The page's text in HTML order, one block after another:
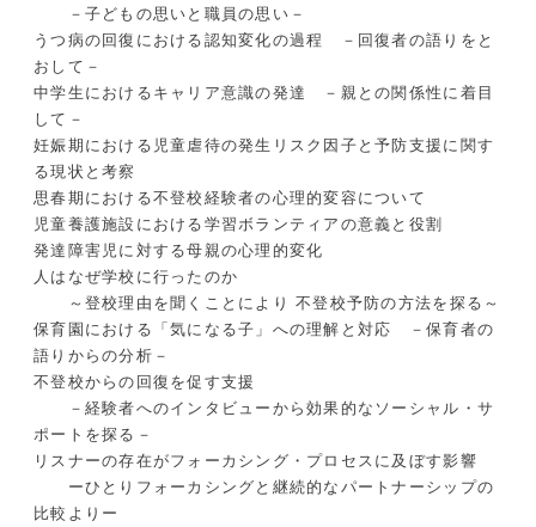
－子どもの思いと職員の思い－
うつ病の回復における認知変化の過程 －回復者の語りをと
おして－
中学生におけるキャリア意識の発達 －親との関係性に着目
して－
妊娠期における児童虐待の発生リスク因子と予防支援に関す
る現状と考察
思春期における不登校経験者の心理的変容について
児童養護施設における学習ボランティアの意義と役割
発達障害児に対する母親の心理的変化
人はなぜ学校に行ったのか
～登校理由を聞くことにより 不登校予防の方法を探る～
保育園における「気になる子」への理解と対応 －保育者の
語りからの分析－
不登校からの回復を促す支援
－経験者へのインタビューから効果的なソーシャル・サ
ポートを探る－
リスナーの存在がフォーカシング・プロセスに及ぼす影響
ーひとりフォーカシングと継続的なパートナーシップの
比較よりー